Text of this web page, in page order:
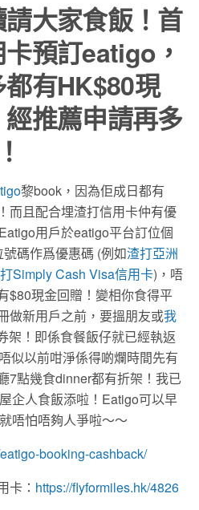
大家食飯！首
預訂eatigo，
有HK$80現
推薦申請再多
黎book，因為佢成日都有
而且配合埋渣打信用卡仲有優
用戶於eatigo平台訂位個
碼作爲優惠碼 (例如渣打亞洲
Simply Cash Visa信用卡)，唔
$80現金回贈！變相你食得平
做新用戶之前，要搵朋友或我
架！即係食餐飯仔就已經執返
似以前咁淨係得啲爛時間先有
7點幾食dinner都有折架！我已
企人食飯添啦！Eatigo可以早
唔怕唔夠人爭啦～～
booking-cashback/
卡： https://flyformiles.hk/4826